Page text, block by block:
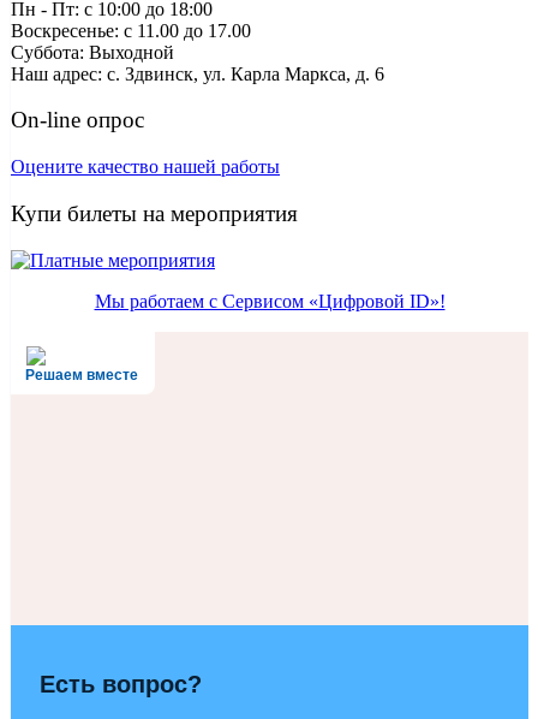
Пн - Пт: c 10:00 до 18:00
Воскресенье: с 11.00 до 17.00
Суббота: Выходной
Наш адрес: с. Здвинск, ул. Карла Маркса, д. 6
On-line опрос
Оцените качество нашей работы
Купи билеты на мероприятия
Мы работаем с Сервисом «Цифровой ID»!
Решаем вместе
Есть вопрос?